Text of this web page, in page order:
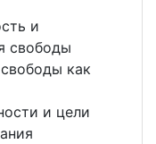
и
свободы
как
и цели